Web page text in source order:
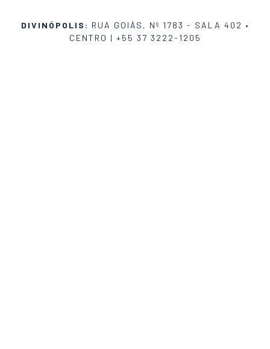
DIVINÓPOLIS: RUA GOIÁS, Nº 1783 - SALA 402 •
CENTRO | +55 37 3222-1205